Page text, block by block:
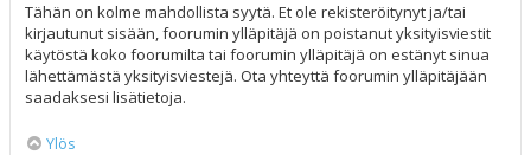
Tähän on kolme mahdollista syytä. Et ole rekisteröitynyt ja/tai
kirjautunut sisään, foorumin ylläpitäjä on poistanut yksityisviestit
käytöstä koko foorumilta tai foorumin ylläpitäjä on estänyt sinua
lähettämästä yksityisviestejä. Ota yhteyttä foorumin ylläpitäjään
saadaksesi lisätietoja.
Ylös